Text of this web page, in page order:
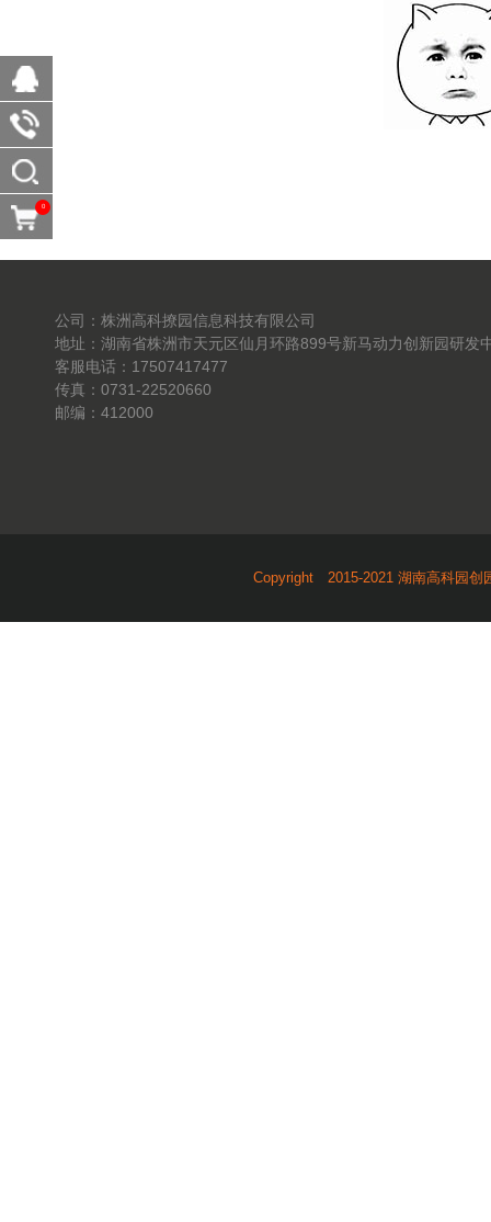
公司：株洲高科撩园信息科技有限公司
地址：湖南省株洲市天元区仙月环路899号新马动力创新园研发
客服电话：17507417477
传真：0731-22520660
邮编：412000
Copyright 2015-2021 湖南高科园创
0